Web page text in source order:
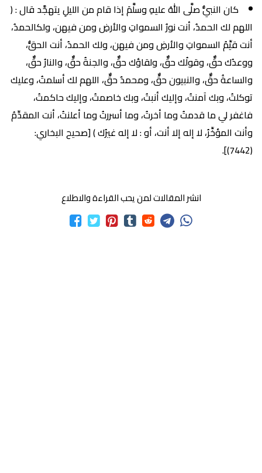
كان النبيُّ صلَّى اللهُ عليهِ وسلَّمَ إذا قام من الليلِ يتهجَّد قال : (
اللهم لك الحمدُ، أنت نورُ السمواتِ والأرضِ ومن فيهن، ولكالحمدُ،
أنت قيِّمُ السمواتِ والأرضِ ومن فيهن، ولك الحمدُ، أنت الحقُّ،
ووعدُك حقٌّ، وقولُك حقٌّ، ولقاؤك حقٌّ، والجنةُ حقٌّ، والنارُ حقٌّ،
والساعةُ حقٌّ، والنبيون حقٌّ، ومحمدٌ حقٌّ، اللهم لك أسلمتُ، وعليك
توكلتُ، وبك آمنتُ، وإليك أنبتُ، وبك خاصمتُ، وإليك حاكمتُ،
فاغفر لي ما قدمتُ وما أخرتُ، وما أسررتُ وما أعلنتُ، أنت المقدِّمُ
وأنت المؤخِّرُ، لا إله إلا أنت، أو : لا إله غيرُك ) [صحيح البخاري:
(7442)].
انشر المقالات لمن يحب القراءة والاطلاع